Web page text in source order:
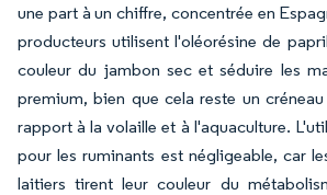
une part à un chiffre, concentrée en
producteurs utilisent l'oléorésine de
couleur du jambon sec et séduire les
premium, bien que cela reste un
rapport à la volaille et à l'aquaculture.
pour les ruminants est négligeable, car
laitiers tirent leur couleur du